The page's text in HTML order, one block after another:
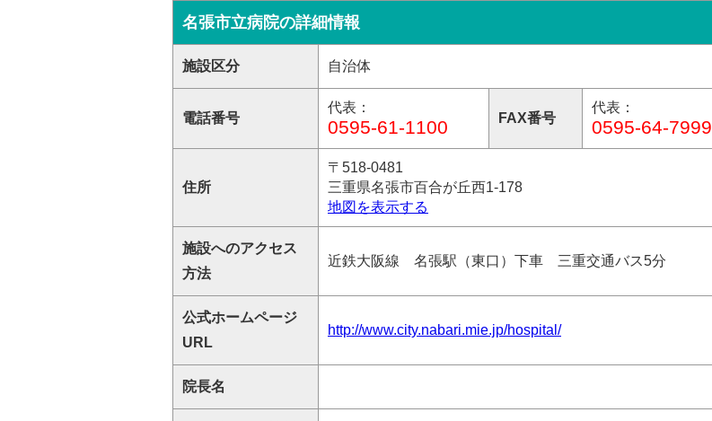
名張市立病院の詳細情報
施設区分 自治体
電話番号
代表：
0595-61-1100 FAX番号
代表：
0595-64-7999
住所
〒518-0481
三重県名張市百合が丘西1-178
地図を表示する
施設へのアクセス
方法
近鉄大阪線 名張駅（東口）下車 三重交通バス5分
公式ホームページ
URL
http://www.city.nabari.mie.jp/hospital/
院長名